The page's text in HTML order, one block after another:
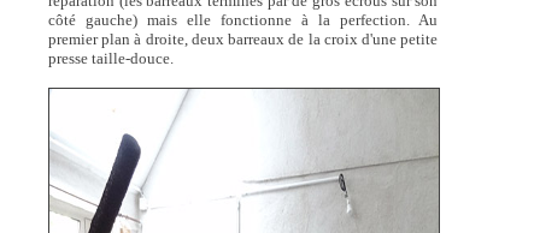
côté gauche) mais elle fonctionne à la perfection. Au
premier plan à droite, deux barreaux de la croix d'une petite
presse taille-douce.